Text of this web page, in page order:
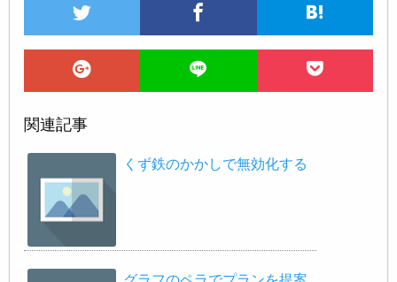
関連記事
くず鉄のかかしで無効化する